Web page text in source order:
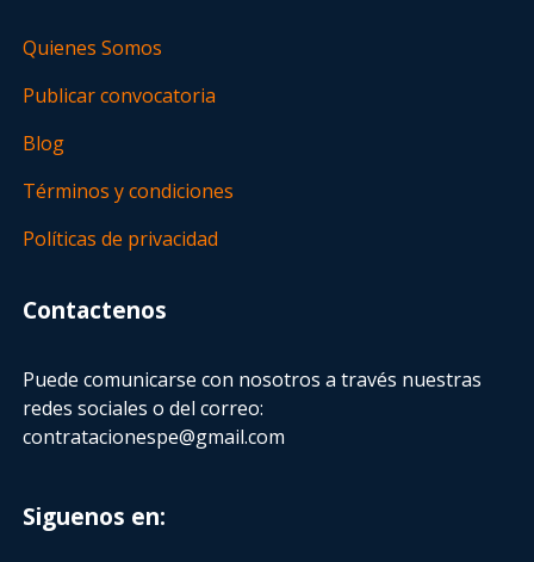
Quienes Somos
Publicar convocatoria
Blog
Términos y condiciones
Políticas de privacidad
Contactenos
Puede comunicarse con nosotros a través nuestras
redes sociales o del correo:
contratacionespe@gmail.com
Siguenos en: